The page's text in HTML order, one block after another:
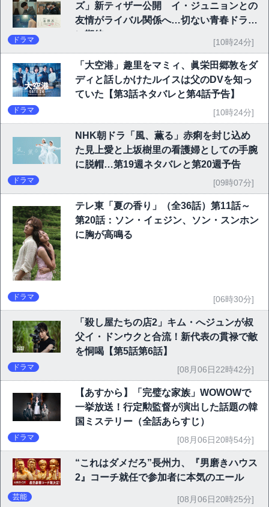
ズ」新ティザー公開 イ・ジュニョンとの
友情がライバル関係へ…切ない青春ドラマ
に期待
ドラマ [10時24分]
「大空港」趣里をマミィ、眞栄田郷敦をダ
ディと話しかけたルイスは父のDVを知っ
ていた【第3話ネタバレと第4話予告】
ドラマ [10時24分]
NHK朝ドラ「風、薫る」赤痢を封じ込め
た見上愛と上坂樹里の看護婦としての手腕
に脱帽…第19週ネタバレと第20週予告
ドラマ [09時07分]
テレ東「夏の香り」（全36話）第11話～
第20話：ソン・イェジン、ソン・スンホン
に胸が高鳴る
ドラマ [06時30分]
「殺し屋たちの店2」キム・へジュンが叔
父イ・ドンウクと合流！新代表の貫禄で敵
を恫喝【第5話第6話】
ドラマ [08月06日22時42分]
【あすから】「完璧な家族」WOWOWで
一挙放送！行定勲監督が演出した話題の韓
国ミステリー（全話あらすじ）
ドラマ [08月06日20時54分]
“これはダメだろ”長州力、『男磨きハウス
2』コーチ就任で参加者に本気のエール
芸能 [08月06日20時25分]